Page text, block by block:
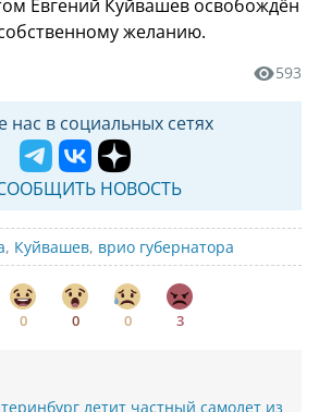
Евгений Куйвашев освобождён
желанию.
593
нас в социальных сетях
НОВОСТЬ
, Куйвашев, врио губернатора
0 0 0 3
летит частный самолет из